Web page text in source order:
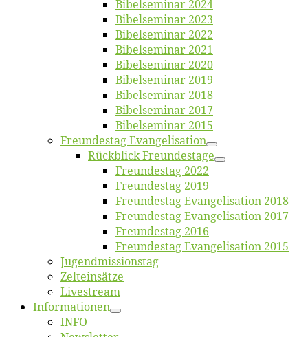
Bi­bel­se­mi­nar 2024
Bi­bel­se­mi­nar 2023
Bi­bel­se­mi­nar 2022
Bi­bel­se­mi­nar 2021
Bi­bel­se­mi­nar 2020
Bi­bel­se­mi­nar 2019
Bi­bel­se­mi­nar 2018
Bibelsemi­nar 2017
Bibelsemi­nar 2015
Freun­des­tag Evangelisation
Rück­blick Freundestage
Freun­des­tag 2022
Freun­des­tag 2019
Freun­des­tag Evan­ge­li­sa­ti­on 2018
Freun­des­tag Evan­ge­li­sa­ti­on 2017
Freun­des­tag 2016
Freun­des­tag Evan­ge­li­sa­ti­on 2015
Jugend­mis­sions­tag
Zelt­ein­sät­ze
Live­stream
Informatio­nen
INFO